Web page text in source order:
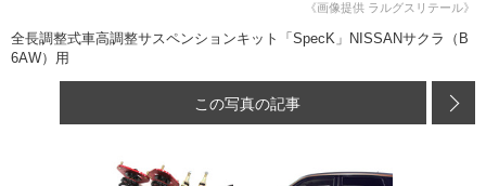
《画像提供 ラルグスリテール》
全長調整式車高調整サスペンションキット「SpecK」NISSANサクラ（B
6AW）用
この写真の記事